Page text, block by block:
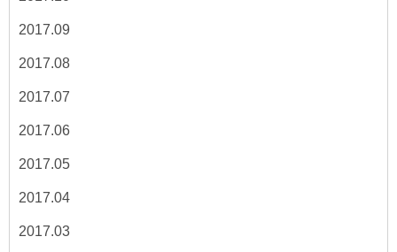
2017.09
2017.08
2017.07
2017.06
2017.05
2017.04
2017.03